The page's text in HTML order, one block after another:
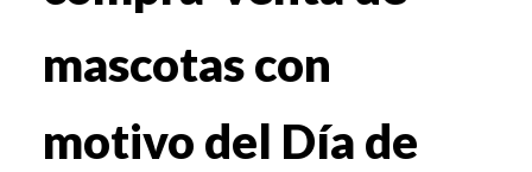
mascotas con
motivo del Día de